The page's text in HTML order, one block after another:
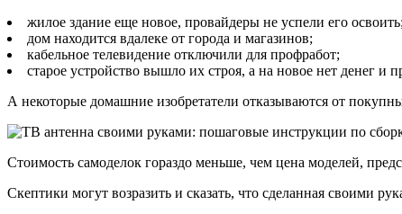
жилое здание еще новое, провайдеры не успели его освоить;
дом находится вдалеке от города и магазинов;
кабельное телевидение отключили для профработ;
старое устройство вышло их строя, а на новое нет денег и
А некоторые домашние изобретатели отказываются от
Стоимость самоделок гораздо меньше, чем цена моделей,
Скептики могут возразить и сказать, что сделанная своими